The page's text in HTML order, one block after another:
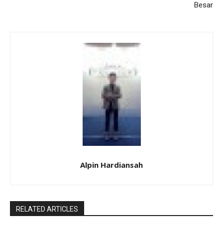
Besar
Alpin Hardiansah
RELATED ARTICLES